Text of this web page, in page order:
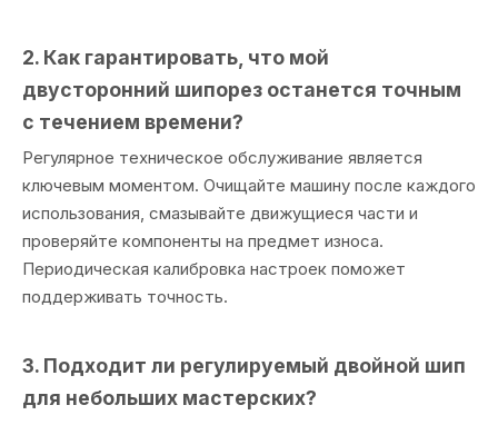
2. Как гарантировать, что мой
двусторонний шипорез останется точным
с течением времени?
Регулярное техническое обслуживание является
ключевым моментом. Очищайте машину после каждого
использования, смазывайте движущиеся части и
проверяйте компоненты на предмет износа.
Периодическая калибровка настроек поможет
поддерживать точность.
3. Подходит ли регулируемый двойной шип
для небольших мастерских?